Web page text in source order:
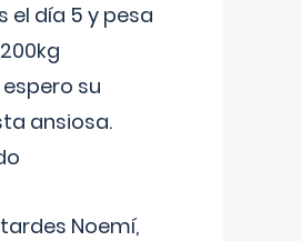
el día 5 y pesa
su
ansiosa.
Noemí,